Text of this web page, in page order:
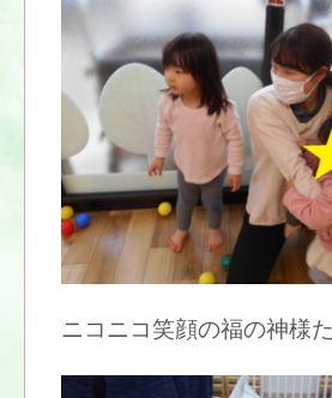
ニコニコ笑顔の福の神様